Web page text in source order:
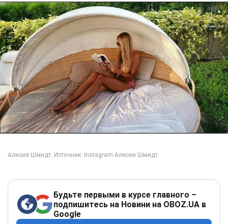
Будьте первыми в курсе главного –
подпишитесь на Новини на OBOZ.UA в
Google